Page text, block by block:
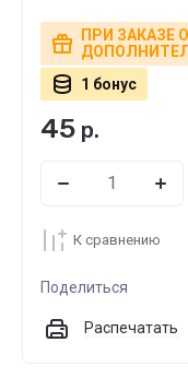
ПРИ ЗАКАЗЕ
1 бонус
45 р.
К сравнению
Поделиться
Распечатать